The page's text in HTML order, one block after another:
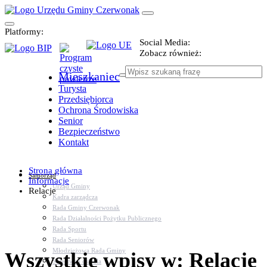
Platformy:
Social Media:
Zobacz również:
Mieszkaniec
Turysta
Przedsiębiorca
Ochrona Środowiska
Senior
Bezpieczeństwo
Kontakt
Samorząd
Urząd Gminy
Kadra zarządcza
Rada Gminy Czerwonak
Rada Działalności Pożytku Publicznego
Rada Sportu
Rada Seniorów
Młodzieżowa Rada Gminy
Sołectwa i osiedla
Strona główna
Informacje
Relacje
Wszystkie wpisy w: Relacje